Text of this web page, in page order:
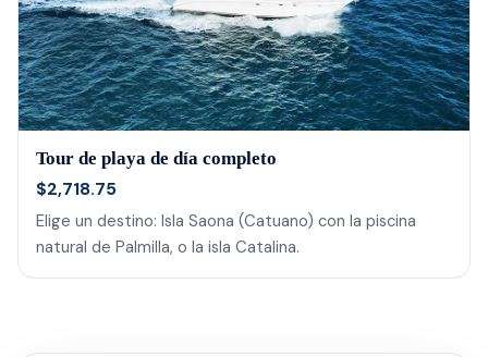
Tour de playa de día completo
$2,718.75
Elige un destino: Isla Saona (Catuano) con la piscina
natural de Palmilla, o la isla Catalina.